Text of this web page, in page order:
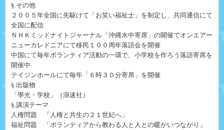
§.その他
２００５年全国に先駆けて「お笑い福祉士」を制定し、共同通信にて
全国に配信
ＮＨＫミッドナイトジャーナル「沖縄水中寄席」の開催でオンエアー
ニューカレドニアにて移民１００周年落語会を開催
中国にて毎年ボランティア活動の一環で、小学校を作ろう落語寄席を
開催中
テイジンホールにて毎年「６時３０分寄席」を開催
§.出版物
「學光・学校」（浪速社）
§.講演テーマ
人権問題 「人権と共生の２１世紀へ」
福祉問題 「ボランティアから教わる人と人との暖かいつながり」